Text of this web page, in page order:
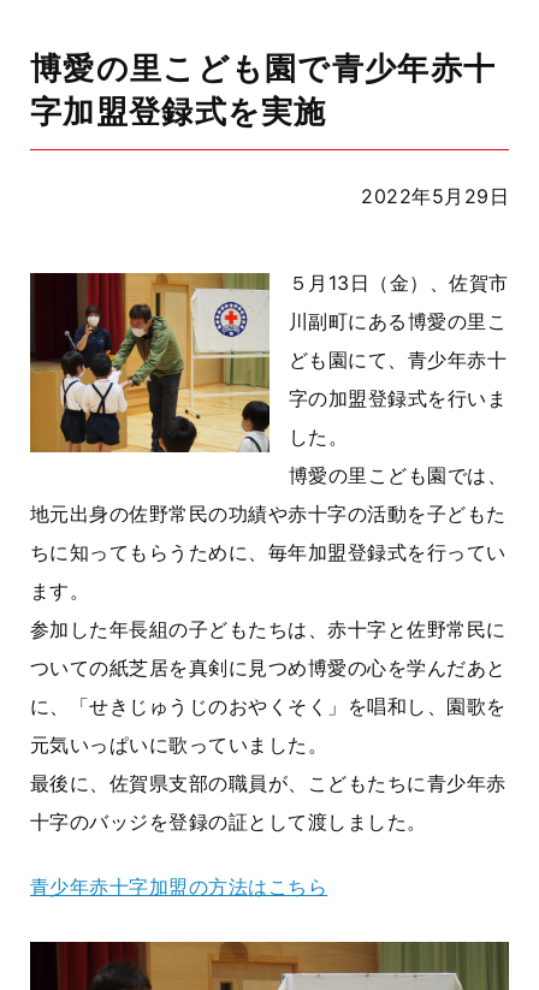
博愛の里こども園で青少年赤十
字加盟登録式を実施
2022年5月29日
５月13日（金）、佐賀市
川副町にある博愛の里こ
ども園にて、青少年赤十
字の加盟登録式を行いま
した。
博愛の里こども園では、
地元出身の佐野常民の功績や赤十字の活動を子どもた
ちに知ってもらうために、毎年加盟登録式を行ってい
ます。
参加した年長組の子どもたちは、赤十字と佐野常民に
ついての紙芝居を真剣に見つめ博愛の心を学んだあと
に、「せきじゅうじのおやくそく」を唱和し、園歌を
元気いっぱいに歌っていました。
最後に、佐賀県支部の職員が、こどもたちに青少年赤
十字のバッジを登録の証として渡しました。
青少年赤十字加盟の方法はこちら